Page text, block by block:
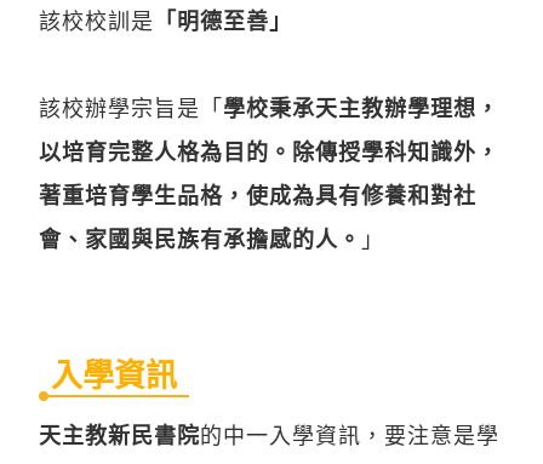
該校校訓是 「明德至善」
該校辦學宗旨是「學校秉承天主教辦學理想，
以培育完整人格為目的。除傳授學科知識外，
著重培育學生品格，使成為具有修養和對社
會、家國與民族有承擔感的人。 」
入學資訊
天主教新民書院的中一入學資訊，要注意是學